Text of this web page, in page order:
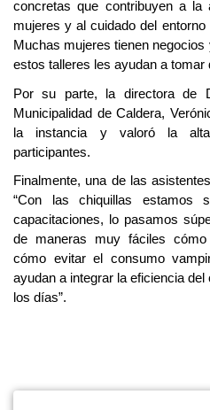
concretas que contribuyen a la
mujeres y al cuidado del
Muchas mujeres tienen
estos talleres les ayudan a tomar
Por su parte, la directora de
Municipalidad de Caldera,
la instancia y valoró la
participantes.
Finalmente, una de las
“Con las chiquillas estamos
capacitaciones, lo pasamos
de maneras muy fáciles
cómo evitar el consumo
ayudan a integrar la eficiencia
los días”.